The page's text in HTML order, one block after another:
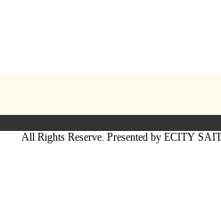
All Rights Reserve. Presented by ECITY